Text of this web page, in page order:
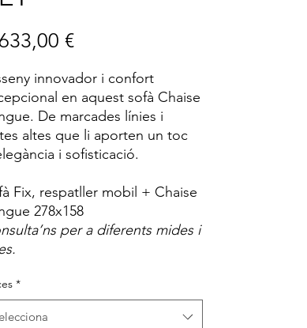
€Price
innovador i confort
en aquest sofà Chaise
De marcades línies i
altes que li aporten un toc
i sofisticació.
Fix, respatller mobil + Chaise
278x158
per a diferents mides i
*